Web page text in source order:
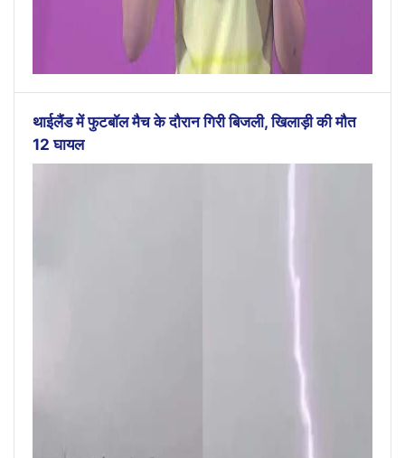
थाईलैंड में फुटबॉल मैच के दौरान गिरी बिजली, खिलाड़ी की मौत
12 घायल